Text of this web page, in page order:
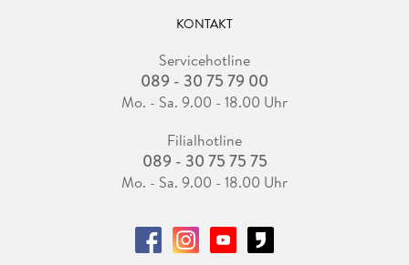
KONTAKT
Servicehotline
089 - 30 75 79 00
Mo. - Sa. 9.00 - 18.00 Uhr
Filialhotline
089 - 30 75 75 75
Mo. - Sa. 9.00 - 18.00 Uhr